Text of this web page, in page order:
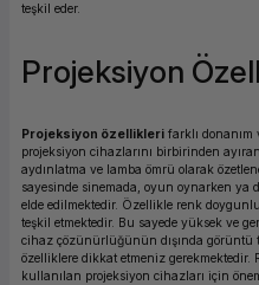
teşkil eder.
Projeksiyon
Projeksiyon özellikleri farklı donanım
projeksiyon cihazlarını birbirinden
aydınlatma ve lamba ömrü olarak
sayesinde sinemada, oyun oynarken ya
elde edilmektedir. Özellikle renk
teşkil etmektedir. Bu sayede yüksek ve
cihaz çözünürlüğünün dışında görüntü
özelliklere dikkat etmeniz
kullanılan projeksiyon cihazları için